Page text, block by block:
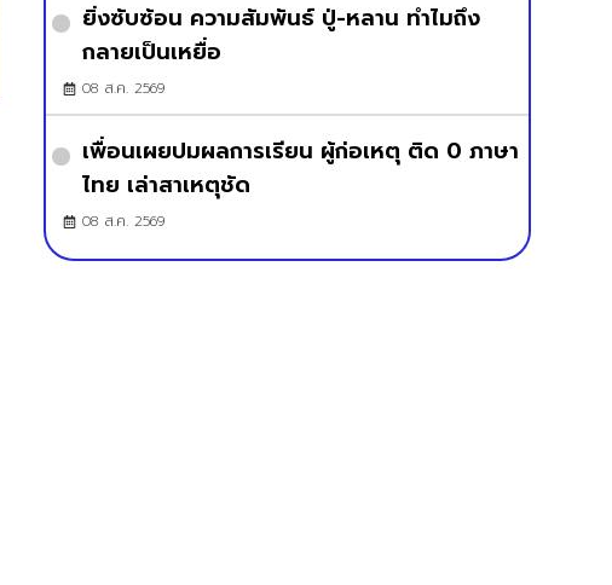
ยิ่งซับซ้อน ความสัมพันธ์ ปู่-หลาน ทำไมถึง
กลายเป็นเหยื่อ
08 ส.ค. 2569
เพื่อนเผยปมผลการเรียน ผู้ก่อเหตุ ติด 0 ภาษา
ไทย เล่าสาเหตุชัด
08 ส.ค. 2569